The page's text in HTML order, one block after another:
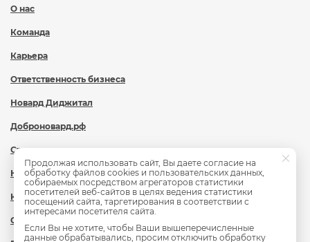
О нас
Команда
Карьера
Ответственность бизнеса
Новард Диджитал
Доброновард.рф
Статьи
Новости
Контакты
Охрана труда
Продолжая использовать сайт, Вы даете согласие на
обработку файлов cookies и пользовательских данных,
собираемых посредством агрегаторов статистики
посетителей веб-сайтов в целях ведения статистики
посещений сайта, таргетирования в соответствии с
интересами посетителя сайта.
Если Вы не хотите, чтобы Ваши вышеперечисленные
данные обрабатывались, просим отключить обработку